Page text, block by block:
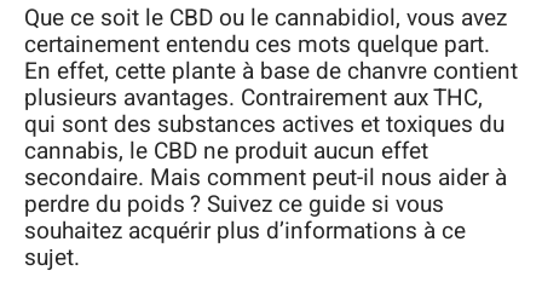
Que ce soit le CBD ou le cannabidiol, vous avez
certainement entendu ces mots quelque part.
En effet, cette plante à base de chanvre contient
plusieurs avantages. Contrairement aux THC,
qui sont des substances actives et toxiques du
cannabis, le CBD ne produit aucun effet
secondaire. Mais comment peut-il nous aider à
perdre du poids ? Suivez ce guide si vous
souhaitez acquérir plus d’informations à ce
sujet.